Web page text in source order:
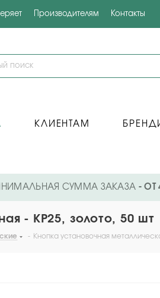
Производителям Контакты
КЛИЕНТАМ
СУММА ЗАКАЗА - ОТ
- KP25, золото, 50 шт
- Кнопка установочная